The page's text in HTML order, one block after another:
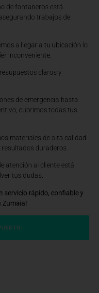
de fontaneros está
trabajos de
a llegar a tu ubicación lo
inconveniente.
claros y
de emergencia hasta
cubrimos todas tus
materiales de alta calidad
duraderos.
atención al cliente está
tus dudas.
servicio rápido, confiable y
Zumaia!